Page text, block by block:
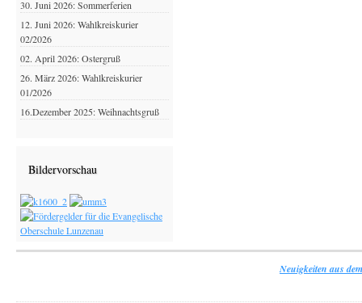
30. Juni 2026: Sommerferien
12. Juni 2026: Wahlkreiskurier
02/2026
02. April 2026: Ostergruß
26. März 2026: Wahlkreiskurier
01/2026
16.Dezember 2025: Weihnachtsgruß
Bildervorschau
Neuigkeiten aus